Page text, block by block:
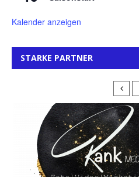
Kalender anzeigen
STARKE PARTNER